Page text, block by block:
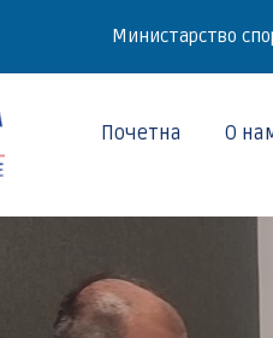
Министарство
Почетна О